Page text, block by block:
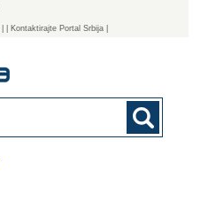
| Kontaktirajte Portal Srbija |